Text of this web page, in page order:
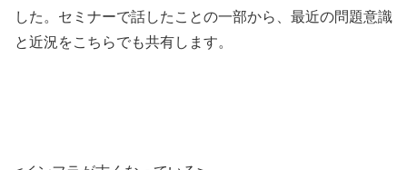
した。セミナーで話したことの一部から、最近の問題意識
と近況をこちらでも共有します。